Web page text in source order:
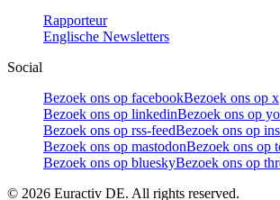
Rapporteur
Englische Newsletters
Social
Bezoek ons op facebookBezoek ons op x
Bezoek ons op linkedinBezoek ons op
Bezoek ons op rss-feedBezoek ons op
Bezoek ons op mastodonBezoek ons op
Bezoek ons op blueskyBezoek ons op
© 2026 Euractiv DE. All rights reserved.